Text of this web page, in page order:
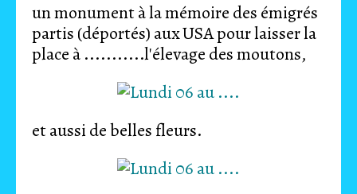
un monument à la mémoire des émigrés
partis (déportés) aux USA pour laisser la
place à ...........l'élevage des moutons,
et aussi de belles fleurs.